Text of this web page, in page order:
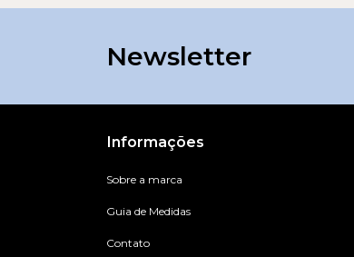
Newsletter
Informações
Sobre a marca
Guia de Medidas
Contato